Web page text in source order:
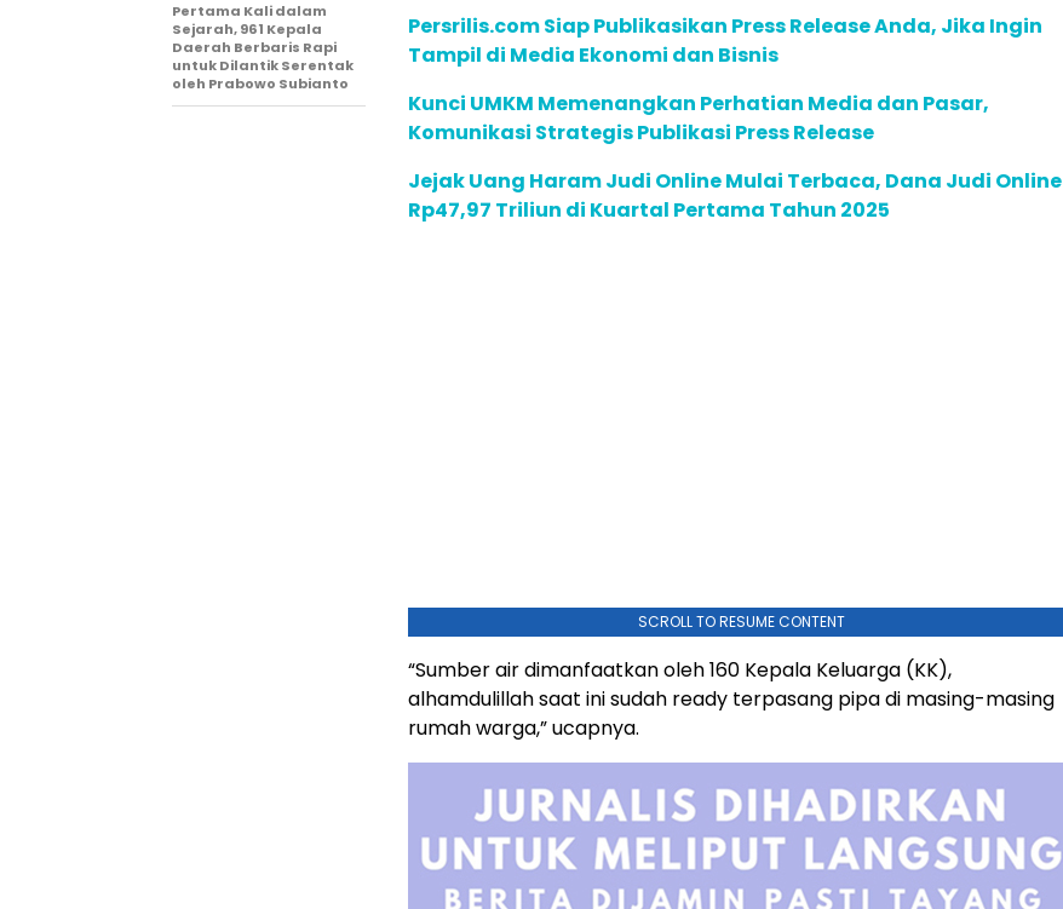
Persrilis.com Siap Publikasikan Press Release Anda, Jika Ingin
Tampil di Media Ekonomi dan Bisnis
Kunci UMKM Memenangkan Perhatian Media dan Pasar,
Komunikasi Strategis Publikasi Press Release
Jejak Uang Haram Judi Online Mulai Terbaca, Dana Judi Online
Rp47,97 Triliun di Kuartal Pertama Tahun 2025
SCROLL TO RESUME CONTENT
“Sumber air dimanfaatkan oleh 160 Kepala Keluarga (KK),
alhamdulillah saat ini sudah ready terpasang pipa di masing-masing
rumah warga,” ucapnya.
Pertama Kali dalam
Sejarah, 961 Kepala
Daerah Berbaris Rapi
untuk Dilantik Serentak
oleh Prabowo Subianto